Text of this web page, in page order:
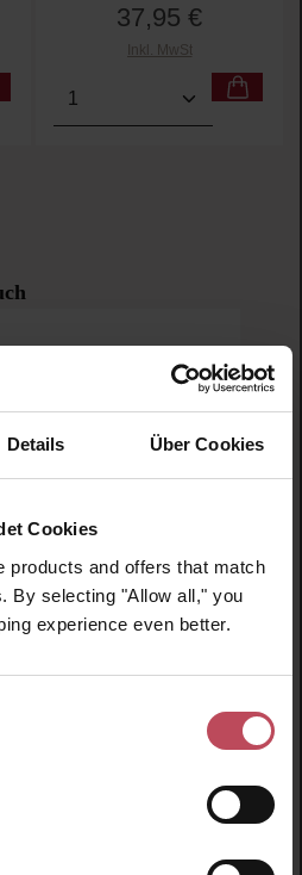
Details Über Cookies
Cookies
products and offers that match
By selecting "Allow all," you
experience even better.
gewünschten Wert ein
Regulärer Preis:
37,95 €
Inkl. MwSt
Produkt Anzahl: Gib
Bewertung von 5 von 5